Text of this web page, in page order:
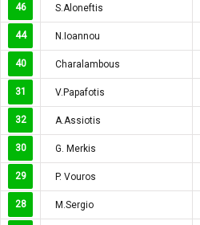
46 S.Aloneftis
44 N.Ioannou
40 Charalambous
31 V.Papafotis
32 A.Assiotis
30 G. Merkis
29 P. Vouros
28 M.Sergio